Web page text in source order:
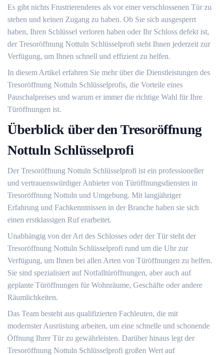
Es gibt nichts Frustrierenderes als vor einer verschlossenen Tür zu
stehen und keinen Zugang zu haben.​ Ob Sie sich ausgesperrt
haben, Ihren Schlüssel verloren haben oder Ihr Schloss defekt ist,
der Tresoröffnung Nottuln Schlüsselprofi steht Ihnen jederzeit zur
Verfügung, um Ihnen schnell und effizient zu helfen.
In diesem Artikel erfahren Sie mehr über die Dienstleistungen des
Tresoröffnung Nottuln Schlüsselprofis, die Vorteile eines
Pauschalpreises und warum er immer die richtige Wahl für Ihre
Türöffnungen ist.​
Überblick über den Tresoröffnung
Nottuln Schlüsselprofi
Der Tresoröffnung Nottuln Schlüsselprofi ist ein professioneller
und vertrauenswürdiger Anbieter von Türöffnungsdiensten in
Tresoröffnung Nottuln und Umgebung.​ Mit langjähriger
Erfahrung und Fachkenntnissen in der Branche haben sie sich
einen erstklassigen Ruf erarbeitet.​
Unabhängig von der Art des Schlosses oder der Tür steht der
Tresoröffnung Nottuln Schlüsselprofi rund um die Uhr zur
Verfügung, um Ihnen bei allen Arten von Türöffnungen zu helfen.​
Sie sind spezialisiert auf Notfalltüröffnungen, aber auch auf
geplante Türöffnungen für Wohnräume, Geschäfte oder andere
Räumlichkeiten.​
Das Team besteht aus qualifizierten Fachleuten, die mit
modernster Ausrüstung arbeiten, um eine schnelle und schonende
Öffnung Ihrer Tür zu gewährleisten.​ Darüber hinaus legt der
Tresoröffnung Nottuln Schlüsselprofi großen Wert auf